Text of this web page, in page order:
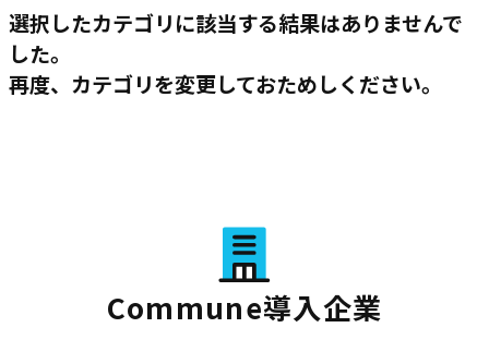
選択したカテゴリに該当する結果はありませんで
した。
再度、カテゴリを変更しておためしください。
Commune導入企業